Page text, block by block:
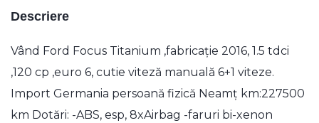
Descriere
Vând Ford Focus Titanium ,fabricație 2016, 1.5 tdci
,120 cp ,euro 6, cutie viteză manuală 6+1 viteze.
Import Germania persoană fizică Neamț km:227500
km Dotări: -ABS, esp, 8xAirbag -faruri bi-xenon